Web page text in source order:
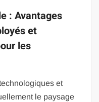
: Avantages
et
les
et
le paysage